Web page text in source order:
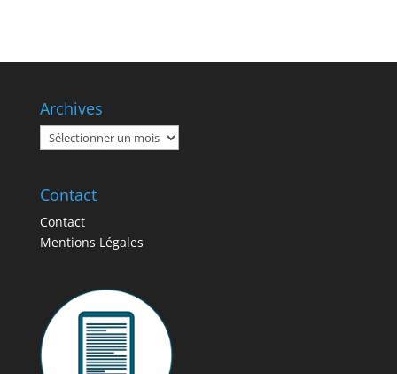
Archives
Archives
Contact
Contact
Mentions Légales